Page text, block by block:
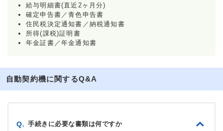
給与明細書(直近2ヶ月分)
確定申告書／青色申告書
住民税決定通知書／納税通知書
所得(課税)証明書
年金証書／年金通知書
自動契約機に関するQ&A
Q. 手続きに必要な書類は何ですか